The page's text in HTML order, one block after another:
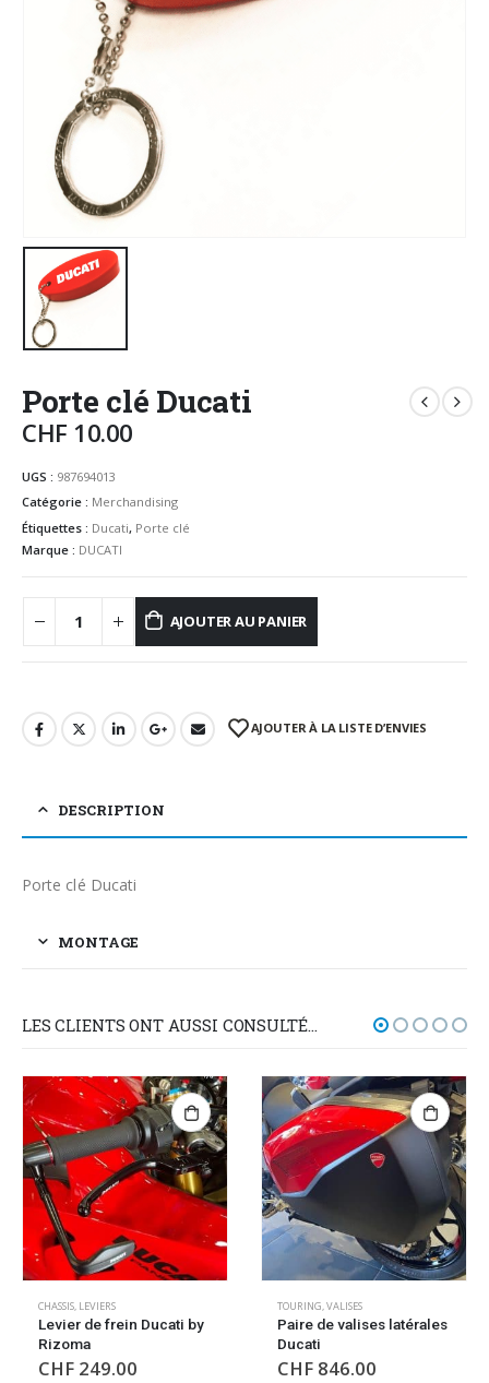
Porte clé Ducati
CHF 10.00
UGS : 987694013
Catégorie : Merchandising
Étiquettes : Ducati, Porte clé
Marque : DUCATI
AJOUTER AU PANIER
AJOUTER À LA LISTE D’ENVIES
DESCRIPTION
Porte clé Ducati
MONTAGE
LES CLIENTS ONT AUSSI CONSULTÉ…
TOURING ,VALISES
Paire de valises latérales
Ducati
CHF 846.00
CARÉNAGES,KIT CARÉNAGES
Kit de carenages
Monster GP Ducati
CHF 493.00